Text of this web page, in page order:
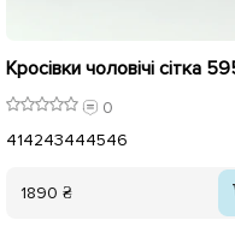
0
414243444546
1890 ₴